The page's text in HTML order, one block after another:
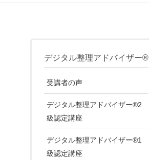
デジタル整理アドバイザー®
受講者の声
デジタル整理アドバイザー®2
級認定講座
デジタル整理アドバイザー®1
級認定講座